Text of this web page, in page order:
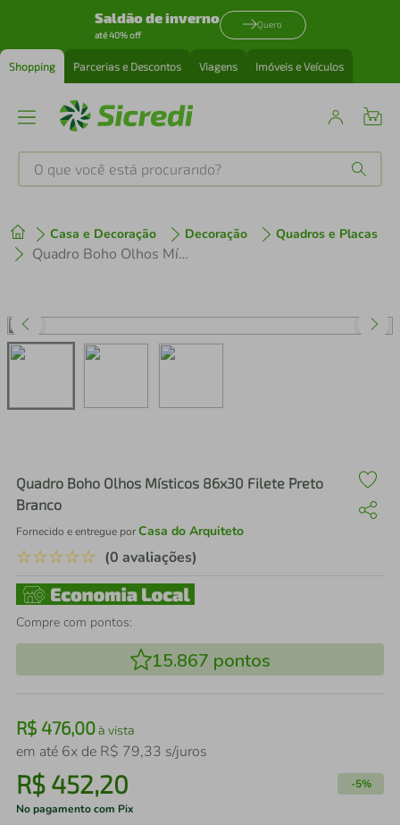
Saldão de inverno
até 40% off
Quero
Shopping Parcerias e Descontos Viagens Imóveis e Veículos
O que você está procurando?
Casa e Decoração Decoração Quadros e Placas
Quadro Boho Olhos Místicos 86x30 Filete Preto Branco
Quadro Boho Olhos Místicos 86x30 Filete Preto
Branco
Fornecido e entregue porCasa do Arquiteto
☆☆☆☆☆ (0 avaliações)
Compre com pontos:
15.867 pontos
R$ 476,00à vista
em até 6x de R$ 79,33 s/juros
R$ 452,20 -5%
No pagamento com Pix
1º tenis
perfume